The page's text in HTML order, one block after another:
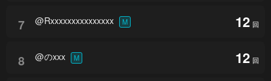
7 @Rxxxxxxxxxxxxxxx M 12 回
8 @のxxx M 12 回